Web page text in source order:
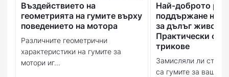
Въздействието на
геометрията на гумите върху
поведението на мотора
Различните геометрични
характеристики на гумите за
мотори иг...
Най-доброто
поддържане на
за дълъг живот:
Практически
трикове
Замисляли ли сте
са гумите за вашия